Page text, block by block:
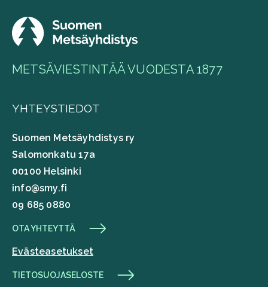
METSÄVIESTINTÄÄ VUODESTA 1877
YHTEYSTIEDOT
Suomen Metsäyhdistys ry
Salomonkatu 17a
00100 Helsinki
info@smy.fi
09 685 0880
OTA YHTEYTTÄ
Evästeasetukset
TIETOSUOJASELOSTE